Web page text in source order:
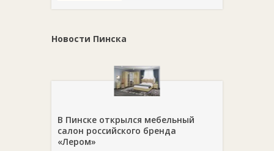
Новости Пинска
В Пинске открылся мебельный
салон российского бренда
«Лером»